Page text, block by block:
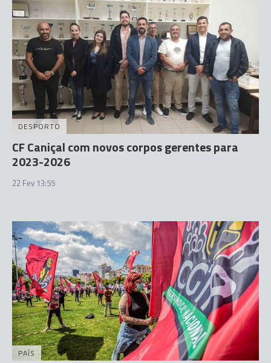
DESPORTO
CF Caniçal com novos corpos gerentes para
2023-2026
22 Fev 13:55
PAÍS